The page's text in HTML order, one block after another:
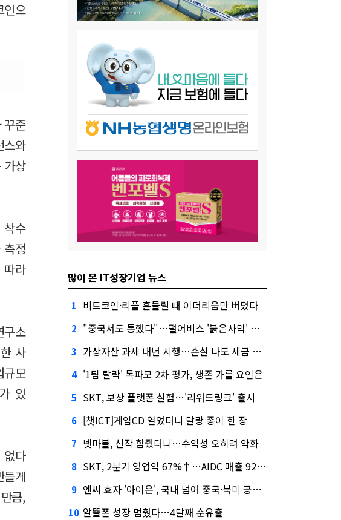
인으
꾸준
스와
가상
착수
정
따라
구소
사
규모
있
없다
들게
큼,
많이 본 IT성장기업 뉴스
1 비트코인·리플 흔들릴 때 이더리움만 버텼다
2 "중국서도 통했다"…펄어비스 '붉은사막' 최고 게임상
3 가상자산 과세 내년 시행…손실 나도 세금 낸다고?
4 '1팀 탈락' 독파모 2차 평가, 생존 가를 요인은
5 SKT, 보상 플랫폼 실험…'리워드링크' 출시
6 [챗ICT]게임CD 열었더니 달랑 종이 한 장
7 넷마블, 신작 힘줬더니…수익성 오히려 악화
8 SKT, 2분기 영업익 67%↑…AIDC 매출 92% 급증
9 엔씨 효자 '아이온', 국내 넘어 중국·북미 공략 나선다
10 알뜰폰 성장 멈췄다…4달째 순유출